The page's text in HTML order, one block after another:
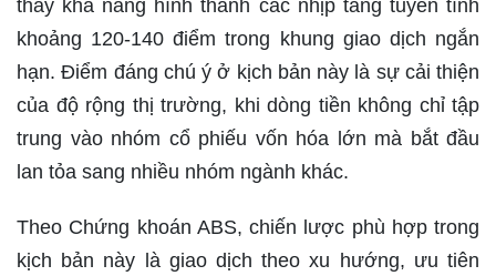
thấy khả năng hình thành các nhịp tăng tuyến tính
khoảng 120-140 điểm trong khung giao dịch ngắn
hạn. Điểm đáng chú ý ở kịch bản này là sự cải thiện
của độ rộng thị trường, khi dòng tiền không chỉ tập
trung vào nhóm cổ phiếu vốn hóa lớn mà bắt đầu
lan tỏa sang nhiều nhóm ngành khác.
Theo Chứng khoán ABS, chiến lược phù hợp trong
kịch bản này là giao dịch theo xu hướng, ưu tiên